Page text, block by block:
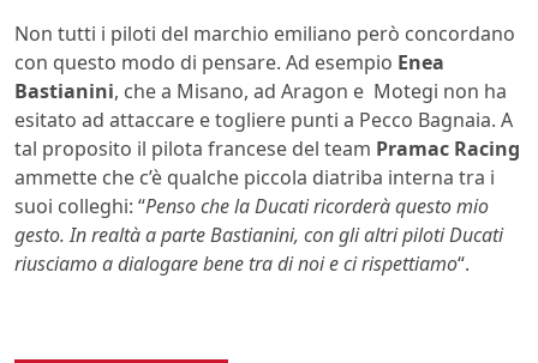
Non tutti i piloti del marchio emiliano però concordano
con questo modo di pensare. Ad esempio Enea
Bastianini, che a Misano, ad Aragon e Motegi non ha
esitato ad attaccare e togliere punti a Pecco Bagnaia. A
tal proposito il pilota francese del team Pramac Racing
ammette che c’è qualche piccola diatriba interna tra i
suoi colleghi: “Penso che la Ducati ricorderà questo mio
gesto. In realtà a parte Bastianini, con gli altri piloti Ducati
riusciamo a dialogare bene tra di noi e ci rispettiamo“.